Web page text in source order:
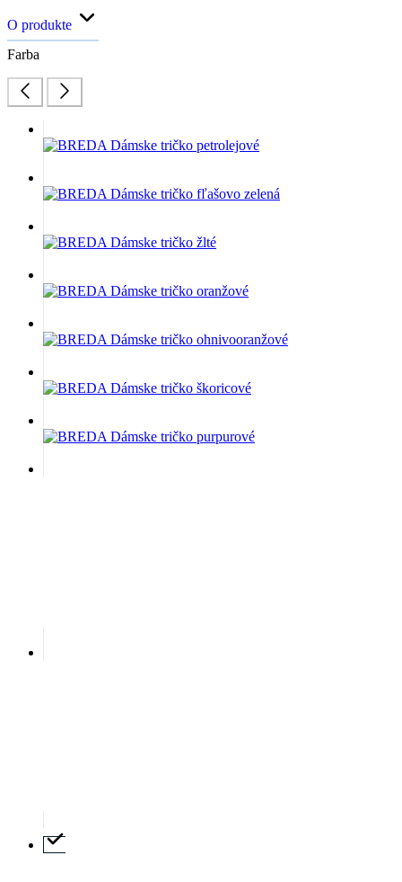
O produkte
Farba